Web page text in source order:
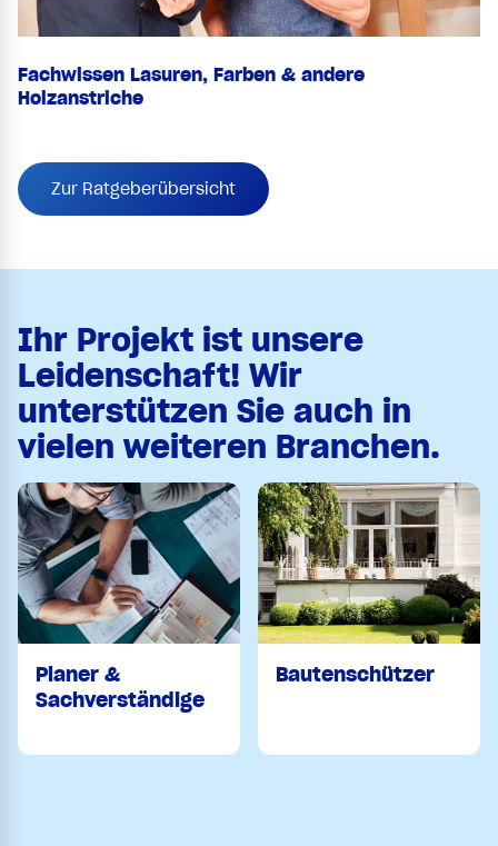
Fachwissen Lasuren, Farben & andere
Holzanstriche
Zur Ratgeberübersicht
Ihr Projekt ist unsere
Leidenschaft! Wir
unterstützen Sie auch in
vielen weiteren Branchen.
Planer &
Sachverständige
Bautenschützer